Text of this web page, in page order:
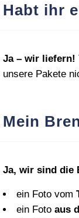
Habt ihr
Ja – wir liefern!
unsere Pakete
Mein
Ja, wir sind die
ein Foto vom
ein Foto aus